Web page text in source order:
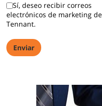
Sí, deseo recibir correos
electrónicos de marketing de
Tennant.